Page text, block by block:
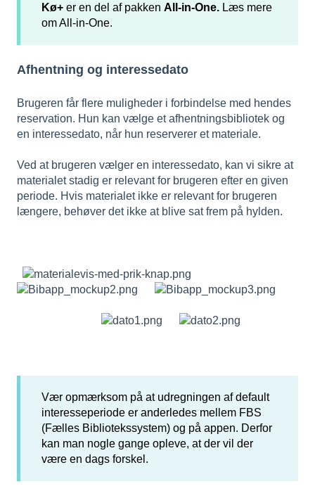
Kø+ er en del af pakken All-in-One. Læs mere
om All-in-One.
Afhentning og interessedato
Brugeren får flere muligheder i forbindelse med hendes
reservation. Hun kan vælge et afhentningsbibliotek og
en interessedato, når hun reserverer et materiale.
Ved at brugeren vælger en interessedato, kan vi sikre at
materialet stadig er relevant for brugeren efter en given
periode. Hvis materialet ikke er relevant for brugeren
længere, behøver det ikke at blive sat frem på hylden.
Vær opmærksom på at udregningen af default
interesseperiode er anderledes mellem FBS
(Fælles Bibliotekssystem) og på appen. Derfor
kan man nogle gange opleve, at der vil der
være en dags forskel.